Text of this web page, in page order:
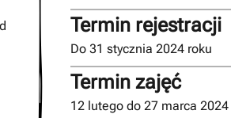
Termin rejestracji
Do 31 stycznia 2024 roku
Termin zajęć
12 lutego do 27 marca 2024